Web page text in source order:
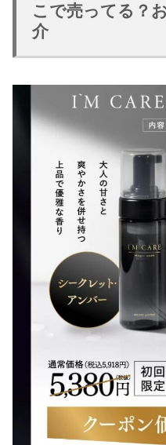
こで売ってる？
介